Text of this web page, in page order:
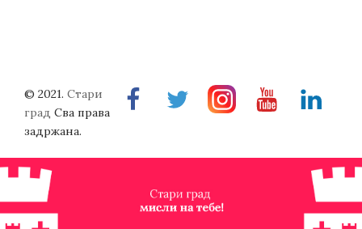
FacebookTwitterInstragramYoutubeLinkedin
© 2021. Стари
град Сва права
задржана.